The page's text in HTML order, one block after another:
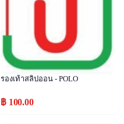
รองเท้าสลิปออน - POLO
฿ 100.00